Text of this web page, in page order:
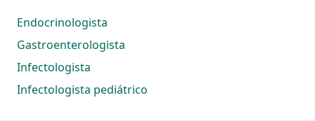
Endocrinologista
Gastroenterologista
Infectologista
Infectologista pediátrico